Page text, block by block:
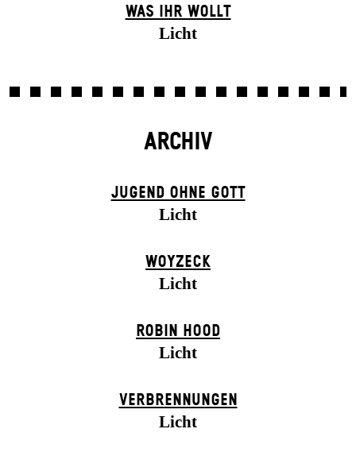
WAS IHR WOLLT
Licht
ARCHIV
JUGEND OHNE GOTT
Licht
WOYZECK
Licht
ROBIN HOOD
Licht
VERBRENNUNGEN
Licht